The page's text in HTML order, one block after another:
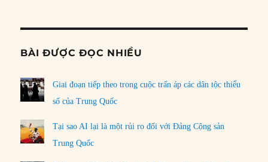
BÀI ĐƯỢC ĐỌC NHIỀU
Giai đoạn tiếp theo trong cuộc trấn áp các dân tộc thiểu
số của Trung Quốc
Tại sao AI lại là một rủi ro đối với Đảng Cộng sản
Trung Quốc